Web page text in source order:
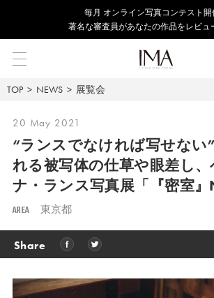
毎⽉ オンライン写真コンテスト開
著名な審査員があなたの作品をレビュ
TOP NEWS 展覧会
20 May 2021
“ランスでなければ写せない
れる被写体の仕草や眼差し、
ナ・ランス写真展「『密室』
AREA 東京都
Share